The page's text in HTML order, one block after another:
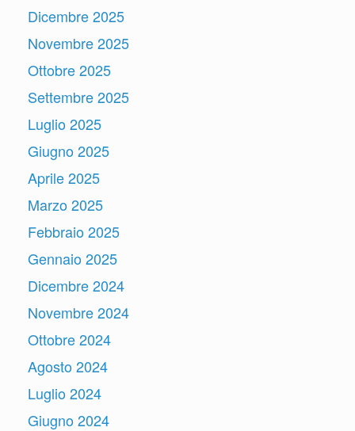
Dicembre 2025
Novembre 2025
Ottobre 2025
Settembre 2025
Luglio 2025
Giugno 2025
Aprile 2025
Marzo 2025
Febbraio 2025
Gennaio 2025
Dicembre 2024
Novembre 2024
Ottobre 2024
Agosto 2024
Luglio 2024
Giugno 2024